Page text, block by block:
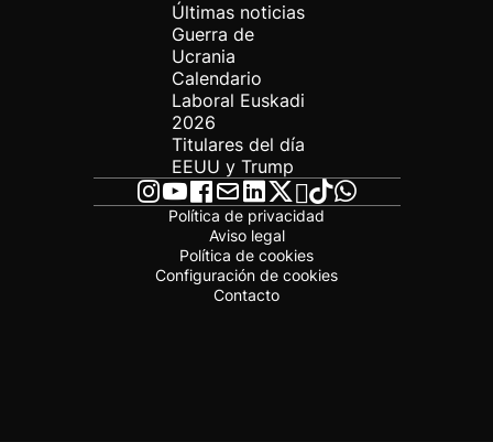
Últimas noticias
Guerra de
Ucrania
Calendario
Laboral Euskadi
2026
Titulares del día
EEUU y Trump
Política de privacidad
Aviso legal
Política de cookies
Configuración de cookies
Contacto